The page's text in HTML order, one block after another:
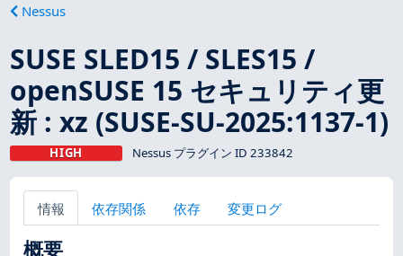
Nessus
SUSE SLED15 / SLES15 /
openSUSE 15 セキュリティ更
新 : xz (SUSE-SU-2025:1137-1)
HIGH Nessus プラグイン ID 233842
情報 依存関係 依存 変更ログ
概要